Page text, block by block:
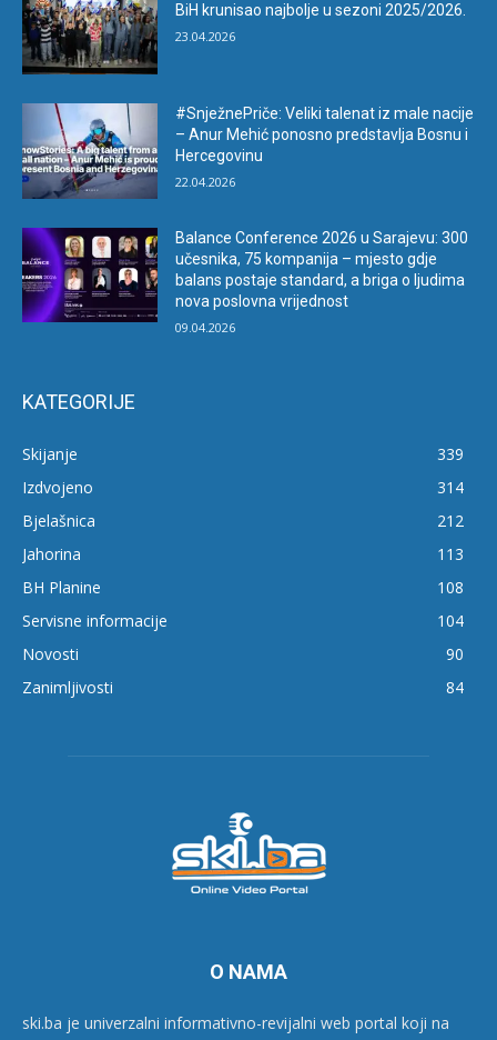
BiH krunisao najbolje u sezoni 2025/2026.
23.04.2026
#SnježnePriče: Veliki talenat iz male nacije
– Anur Mehić ponosno predstavlja Bosnu i
Hercegovinu
22.04.2026
Balance Conference 2026 u Sarajevu: 300
učesnika, 75 kompanija – mjesto gdje
balans postaje standard, a briga o ljudima
nova poslovna vrijednost
09.04.2026
KATEGORIJE
Skijanje
339
Izdvojeno
314
Bjelašnica
212
Jahorina
113
BH Planine
108
Servisne informacije
104
Novosti
90
Zanimljivosti
84
O NAMA
ski.ba je univerzalni informativno-revijalni web portal koji na